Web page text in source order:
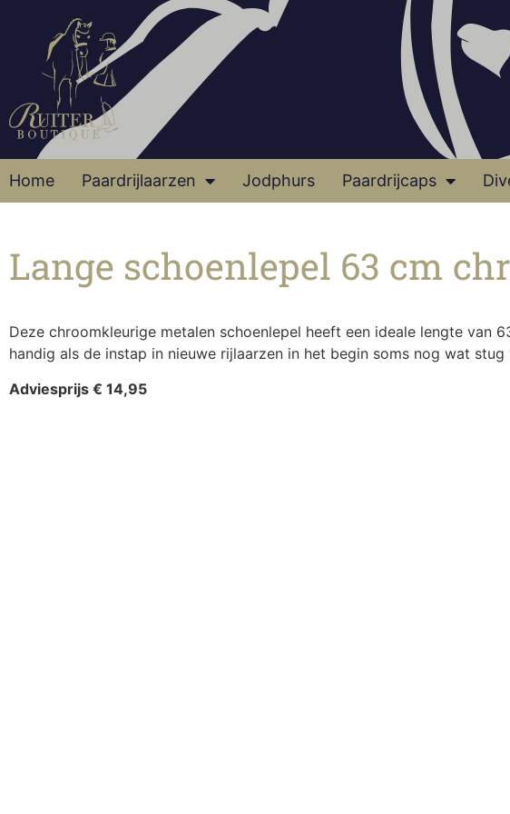
Home Paardrijlaarzen Jodphurs Paardrijcaps
Lange schoenlepel 63 cm
Deze chroomkleurige metalen schoenlepel heeft een ideale lengte van
handig als de instap in nieuwe rijlaarzen in het begin soms nog wat
Adviesprijs € 14,95